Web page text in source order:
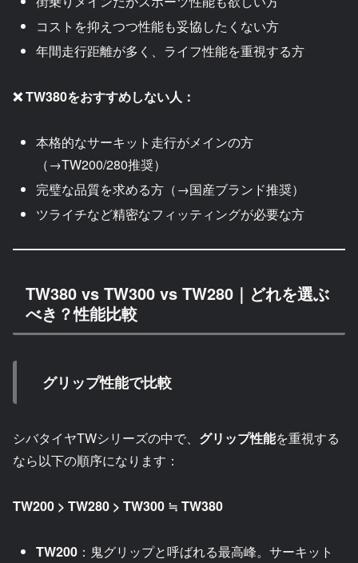
コストを抑えつつ性能も妥協したくない方
年間走行距離が多く、ライフ性能を重視する方
❌ TW380をおすすめしない人：
本格的なサーキット走行がメインの方
（→TW200/280推奨）
完璧な品質を求める方（→国産ブランド推奨）
ツライチなど精密なフィッティングが必要な方
TW380 vs TW300 vs TW280｜どれを選ぶ
べき？性能比較
グリップ性能で比較
シバタイヤTWシリーズの中で、 グリップ性能を重視する
なら以下の順序になります：
TW200 > TW280 > TW300 ≒ TW380
TW200 ：鬼グリップと呼ばれる最高峰。サーキット